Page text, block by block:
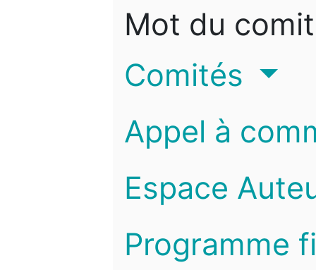
Mot du
Comités
Appel à
Espace
Programme